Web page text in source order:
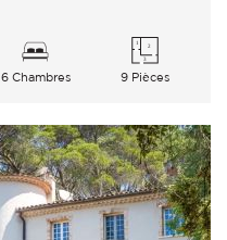
6 Chambres 9 Pièces